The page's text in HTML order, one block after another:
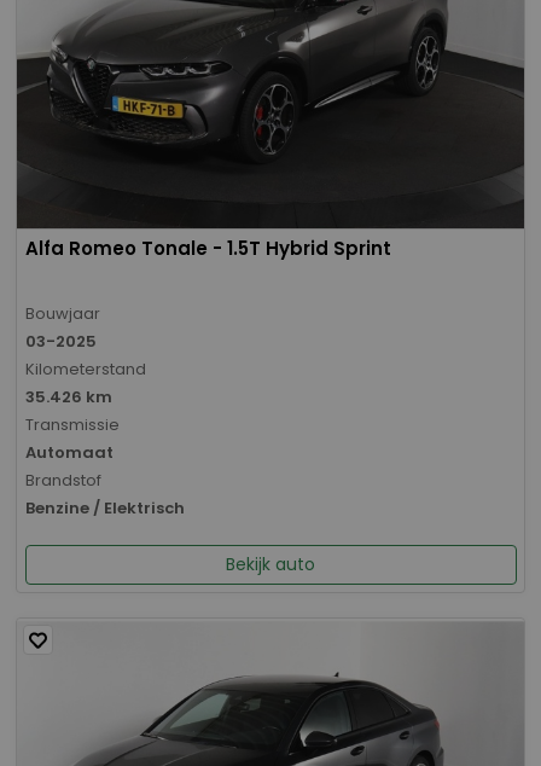
Alfa Romeo Tonale - 1.5T Hybrid Sprint
Bouwjaar
03-2025
Kilometerstand
35.426 km
Transmissie
Automaat
Brandstof
Benzine / Elektrisch
Bekijk auto